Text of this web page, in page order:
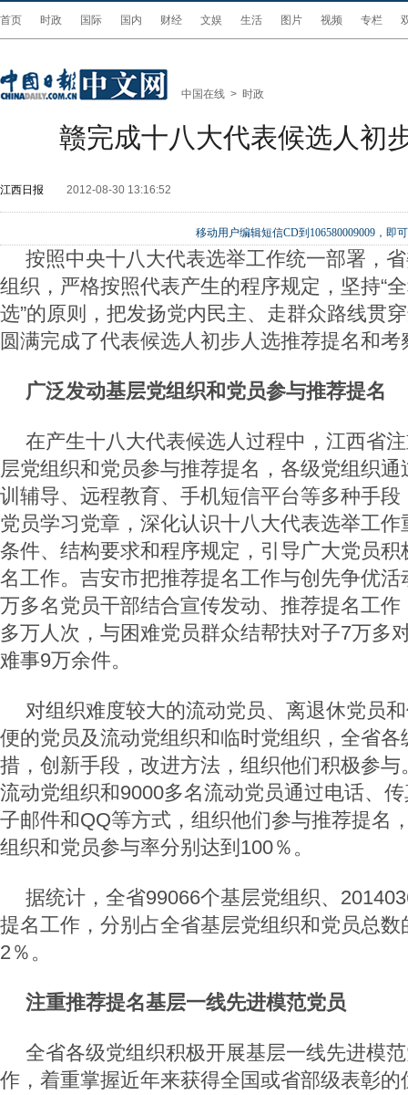
首页 时政 国际 国内 财经 文娱 生活 图片 视频 专栏
中国在线 > 时政
赣完成十八大代表候选人初
江西日报 2012-08-30 13:16:52
移动用户编辑短信CD到106580009009，即
按照中央十八大代表选举工作统一部署，
组织，严格按照代表产生的程序规定，坚持“
选”的原则，把发扬党内民主、走群众路线贯
圆满完成了代表候选人初步人选推荐提名和考
广泛发动基层党组织和党员参与推荐提名
在产生十八大代表候选人过程中，江西省
层党组织和党员参与推荐提名，各级党组织
训辅导、远程教育、手机短信平台等多种手
党员学习党章，深化认识十八大代表选举工
条件、结构要求和程序规定，引导广大党员
名工作。吉安市把推荐提名工作与创先争优
万多名党员干部结合宣传发动、推荐提名工
多万人次，与困难党员群众结帮扶对子7万多
难事9万余件。
对组织难度较大的流动党员、离退休党员
便的党员及流动党组织和临时党组织，全省
措，创新手段，改进方法，组织他们积极参
流动党组织和9000多名流动党员通过电话、
子邮件和QQ等方式，组织他们参与推荐提名
组织和党员参与率分别达到100％。
据统计，全省99066个基层党组织、
提名工作，分别占全省基层党组织和党员总数
2％。
注重推荐提名基层一线先进模范党员
全省各级党组织积极开展基层一线先进模
作，着重掌握近年来获得全国或省部级表彰